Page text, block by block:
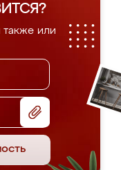
или